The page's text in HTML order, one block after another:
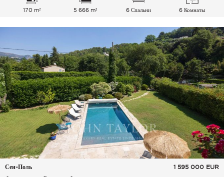
170 m² 5 666 m² 6 Спальни 6 Комнаты
Сен-Поль
1 595 000 EUR